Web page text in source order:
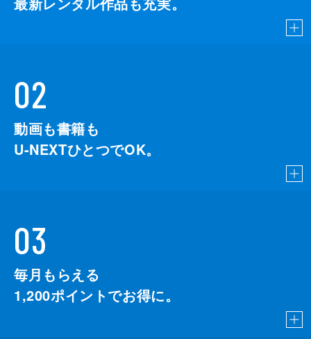
02
動画も書籍も
U-NEXTひとつでOK。
03
毎月もらえる
1,200ポイントでお得に。